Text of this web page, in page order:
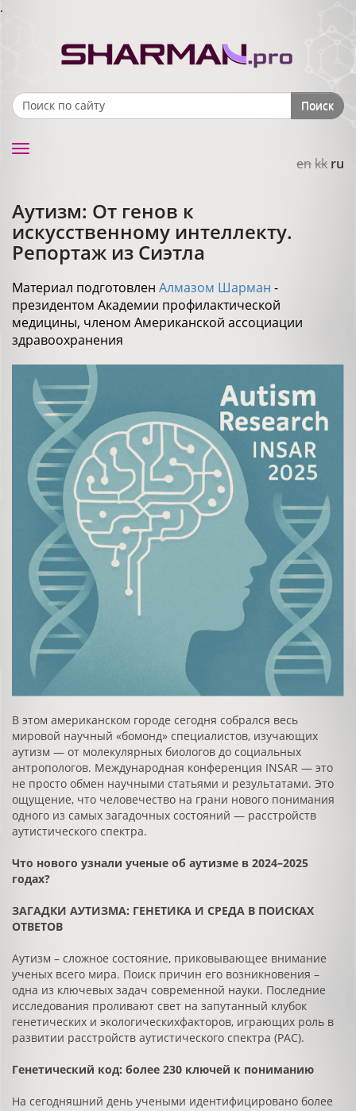
.
Search form Поиск
enkk ru
Toggle
Аутизм: От генов к
искусственному интеллекту.
Репортаж из Сиэтла
Материал подготовлен Алмазом Шарман -
президентом Академии профилактической
медицины, членом Американской ассоциации
здравоохранения
В этом американском городе сегодня собрался весь
мировой научный «бомонд» специалистов, изучающих
аутизм — от молекулярных биологов до социальных
антропологов. Международная конференция INSAR — это
не просто обмен научными статьями и результатами. Это
ощущение, что человечество на грани нового понимания
одного из самых загадочных состояний — расстройств
аутистического спектра.
Что нового узнали ученые об аутизме в 2024–2025
годах?
ЗАГАДКИ АУТИЗМА: ГЕНЕТИКА И СРЕДА В ПОИСКАХ
ОТВЕТОВ
Аутизм – сложное состояние, приковывающее внимание
ученых всего мира. Поиск причин его возникновения –
одна из ключевых задач современной науки. Последние
исследования проливают свет на запутанный клубок
генетических и экологическихфакторов, играющих роль в
развитии расстройств аутистического спектра (РАС).
Генетический код: более 230 ключей к пониманию
На сегодняшний день учеными идентифицировано более